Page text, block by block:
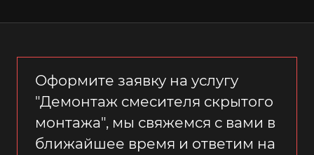
Оформите заявку на услугу
"Демонтаж смесителя скрытого
монтажа", мы свяжемся с вами в
ближайшее время и ответим на